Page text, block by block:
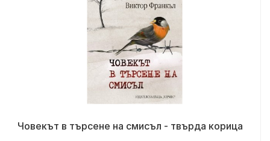
Човекът в търсене на смисъл - твърда корица